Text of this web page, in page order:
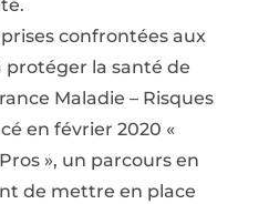
confrontées aux
protéger la santé de
Maladie – Risques
en février 2020 «
», un parcours en
de mettre en place